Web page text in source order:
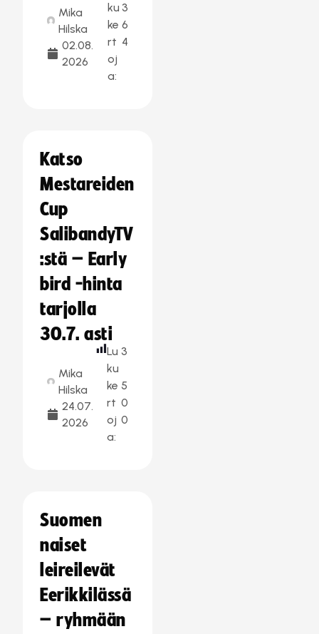
Mika
Hilska
02.08.
2026
ku
ke
rt
oj
a:
3
6
4
Katso
Mestareiden
Cup
SalibandyTV
:stä – Early
bird -hinta
tarjolla
30.7. asti
Mika
Hilska
24.07.
2026
Lu
ku
ke
rt
oj
a:
3
5
0
0
Suomen
naiset
leireilevät
Eerikkilässä
– ryhmään